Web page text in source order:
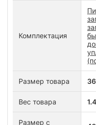
Комплектация
Размер товара
Вес товара
Размер с